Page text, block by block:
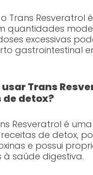
Trans Resveratrol
quantidades
excessivas
gastrointestinal
usar Trans
detox?
Resveratrol é
de detox,
e possui
à saúde digestiva.